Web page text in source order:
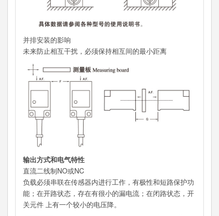
并排安装的影响
未来防止相互干扰，必须保持相互间的最小距离
输出方式和电气特性
直流二线制NO或NC
负载必须串联在传感器内进行工作，有极性和短路保护功
能；在开路状态，存在有很小的漏电流；在闭路状态，开
关元件 上有一个较小的电压降。